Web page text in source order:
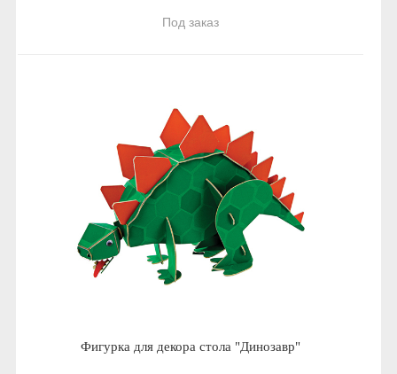
Под заказ
Фигурка для декора стола "Динозавр"